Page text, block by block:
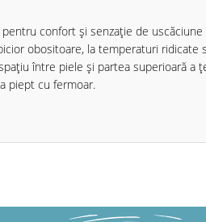
pentru confort și senzație de
obositoare, la temperaturi
între piele și partea superioară
piept cu fermoar.